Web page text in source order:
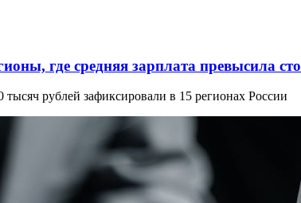
где средняя зарплата превысила
рублей зафиксировали в 15 регионах России